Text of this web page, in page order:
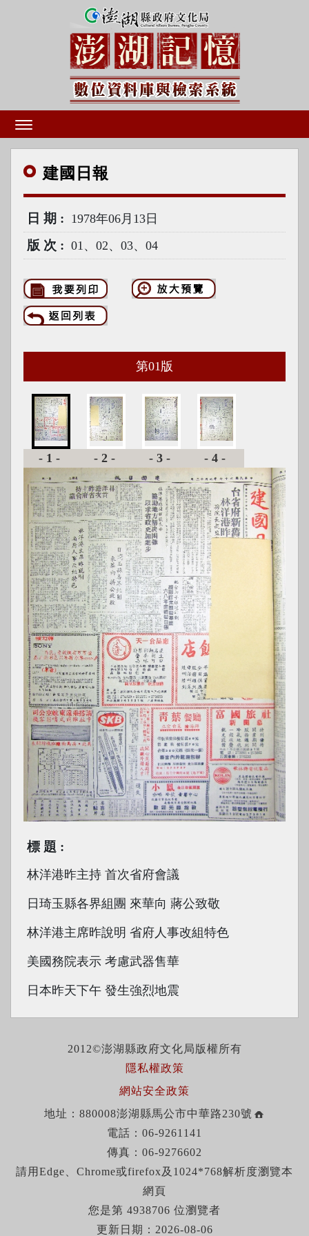
建國 日報
日期 1978年06月13日
版次 01、02、03、04
第01 版
-1- -2- -3- -4-
標題
林洋港昨主持 首次省府會議
日琦玉縣各界組團 來華向 蔣公致敬
林洋港主席昨說明 省府人事改組特色
美國務院表示 考慮武器售華
日本昨天下午 發生強烈地震
2012©澎湖縣政府文化局版權所有
隱私權政策
網站安全政策
地址：880008澎湖縣馬公市中華路230號
電話：06-9261141
傳真：06-9276602
請用Edge、Chrome或firefox及1024*768解析度瀏覽本
網頁
您是第 4938706 位瀏覽者
更新日期：2026-08-06